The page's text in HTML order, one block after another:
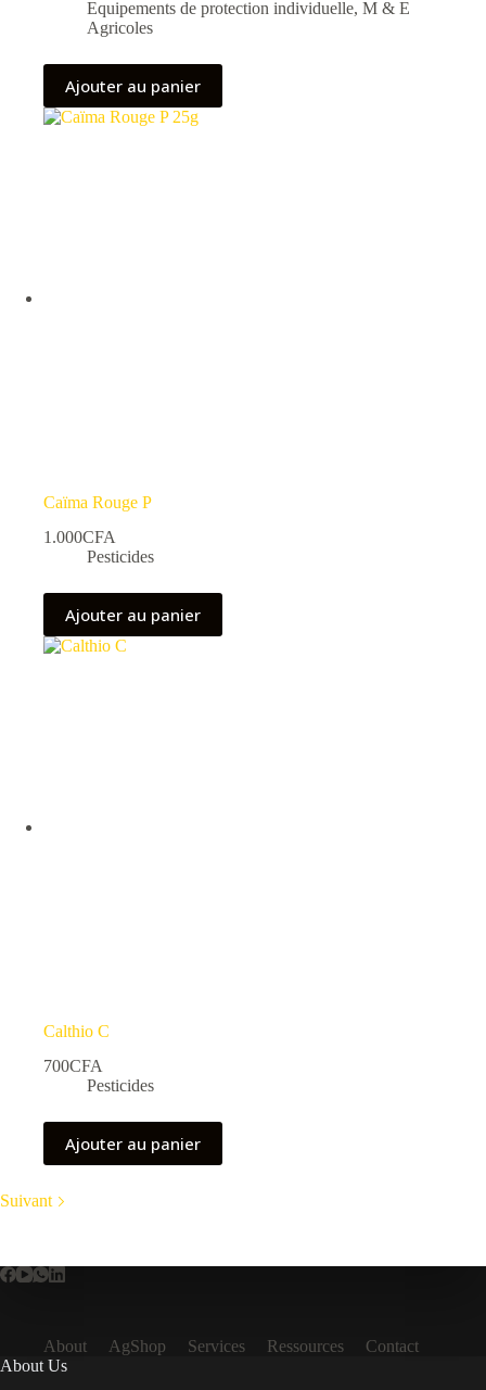
Equipements de protection individuelle, M & E
Agricoles
Ajouter au panier
Caïma Rouge P
1.000CFA
Pesticides
Ajouter au panier
Calthio C
700CFA
Pesticides
Ajouter au panier
Suivant
About AgShop Services Ressources
Contact
About Us